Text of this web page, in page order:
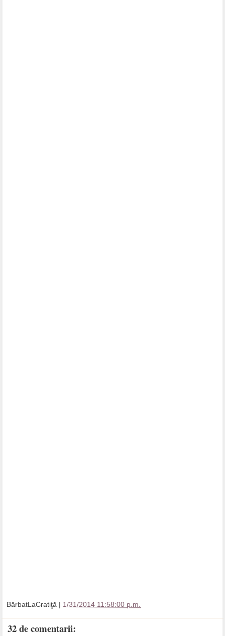
BărbatLaCratiţă | 1/31/2014 11:58:00 p.m.
32 de comentarii: